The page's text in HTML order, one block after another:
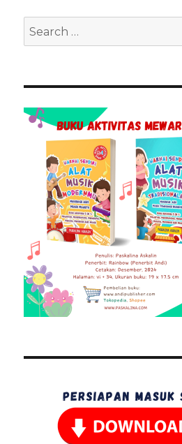
Search
for: